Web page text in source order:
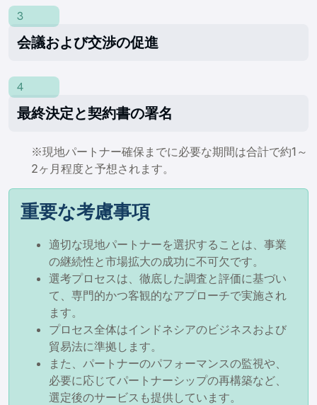
3
会議および交渉の促進
4
最終決定と契約書の署名
※現地パートナー確保までに必要な期間は合計で約1～
2ヶ月程度と予想されます。
重要な考慮事項
適切な現地パートナーを選択することは、事業
の継続性と市場拡大の成功に不可欠です。
選考プロセスは、徹底した調査と評価に基づい
て、専門的かつ客観的なアプローチで実施され
ます。
プロセス全体はインドネシアのビジネスおよび
貿易法に準拠します。
また、パートナーのパフォーマンスの監視や、
必要に応じてパートナーシップの再構築など、
選定後のサービスも提供しています。